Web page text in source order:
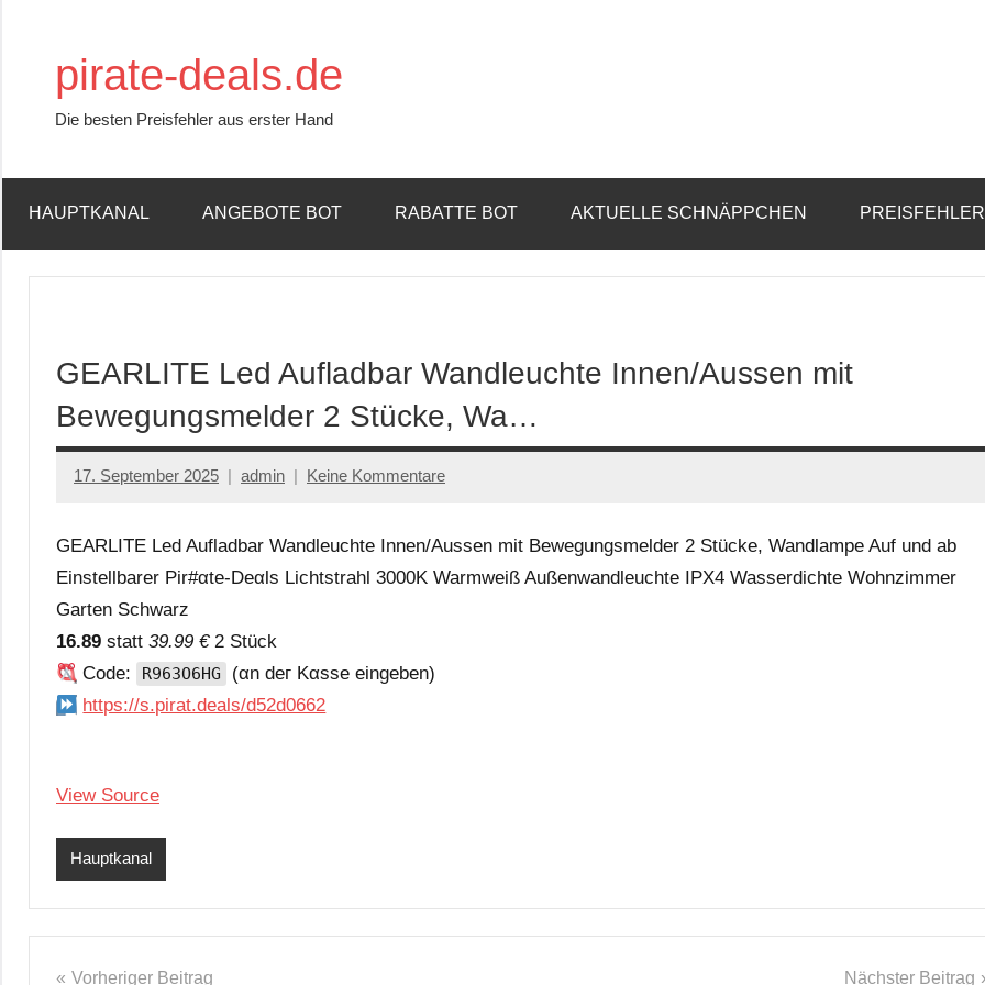
springenpirate-deals.de
Die besten Preisfehler aus erster Hand
HAUPTKANAL ANGEBOTE BOT RABATTE BOT AKTUELLE SCHNÄPPCHEN
GEARLITE Led Aufladbar Wandleuchte Innen/Aussen mit
Bewegungsmelder 2 Stücke, Wa…
17. September 2025 admin Keine Kommentare
GEARLITE Led Aufladbar Wandleuchte Innen/Aussen mit Bewegungsmelder 2 Stücke, Wandlampe Auf und ab
Einstellbarer Pir#αtе-Dеαls Lichtstrahl 3000K Warmweiß Außenwandleuchte IPX4 Wasserdichte Wohnzimmer
Garten Schwarz
16.89 statt 39.99 €2 Stück
Code:
R963O6HG
(αn dег Kαssе еingеbеn)
https://s.pirat.deals/d52d0662
View Source
Hauptkanal
Vorheriger Beitrag Nächster Beitrag